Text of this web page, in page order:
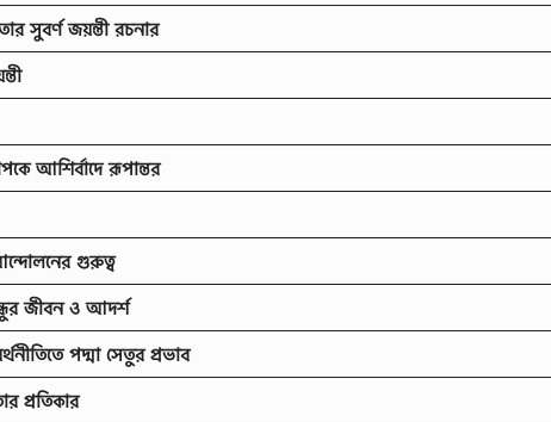
সুবর্ণ জয়ন্তী রচনার
আশির্বাদে রূপান্তর
গুরুত্ব
জীবন ও আদর্শ
পদ্মা সেতুর প্রভাব
প্রতিকার